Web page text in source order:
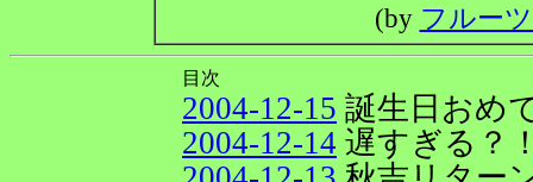
(by フルー
目次
2004-12-15 誕生日おめ
2004-12-14 遅すぎる？